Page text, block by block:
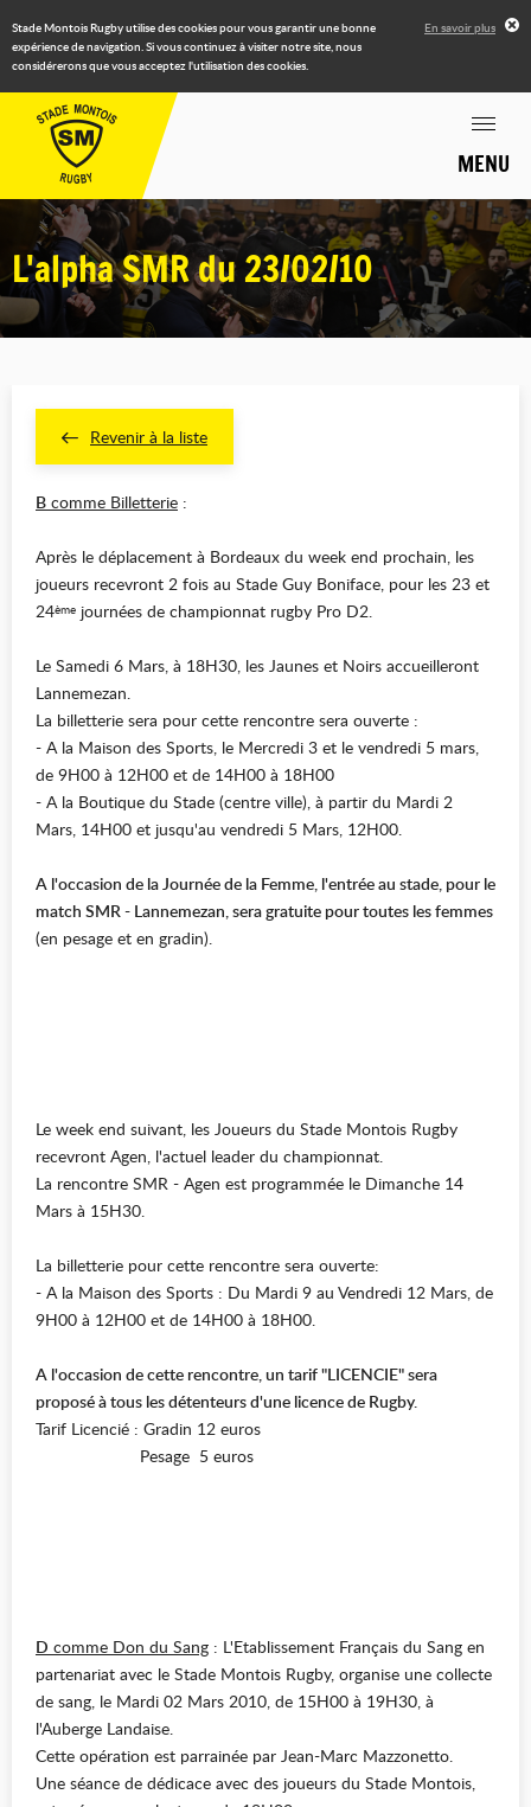
Stade Montois Rugby utilise des cookies pour vous garantir une bonne
expérience de navigation. Si vous continuez à visiter notre site, nous
considérerons que vous acceptez l'utilisation des cookies.
En savoir plus
MENU
L'alpha SMR du 23/02/10
Revenir à la liste
B comme Billetterie :
Après le déplacement à Bordeaux du week end prochain, les
joueurs recevront 2 fois au Stade Guy Boniface, pour les 23 et
24ème journées de championnat rugby Pro D2.
Le Samedi 6 Mars, à 18H30, les Jaunes et Noirs accueilleront
Lannemezan.
La billetterie sera pour cette rencontre sera ouverte :
- A la Maison des Sports, le Mercredi 3 et le vendredi 5 mars,
de 9H00 à 12H00 et de 14H00 à 18H00
- A la Boutique du Stade (centre ville), à partir du Mardi 2
Mars, 14H00 et jusqu'au vendredi 5 Mars, 12H00.
A l'occasion de la Journée de la Femme, l'entrée au stade, pour le
match SMR - Lannemezan, sera gratuite pour toutes les femmes
(en pesage et en gradin).
Le week end suivant, les Joueurs du Stade Montois Rugby
recevront Agen, l'actuel leader du championnat.
La rencontre SMR - Agen est programmée le Dimanche 14
Mars à 15H30.
La billetterie pour cette rencontre sera ouverte:
- A la Maison des Sports : Du Mardi 9 au Vendredi 12 Mars, de
9H00 à 12H00 et de 14H00 à 18H00.
A l'occasion de cette rencontre, un tarif "LICENCIE" sera
proposé à tous les détenteurs d'une licence de Rugby.
Tarif Licencié : Gradin 12 euros
Pesage 5 euros
D comme Don du Sang : L'Etablissement Français du Sang en
partenariat avec le Stade Montois Rugby, organise une collecte
de sang, le Mardi 02 Mars 2010, de 15H00 à 19H30, à
l'Auberge Landaise.
Cette opération est parrainée par Jean-Marc Mazzonetto.
Une séance de dédicace avec des joueurs du Stade Montois,